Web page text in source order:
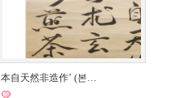
本自天然非造作’ (본…